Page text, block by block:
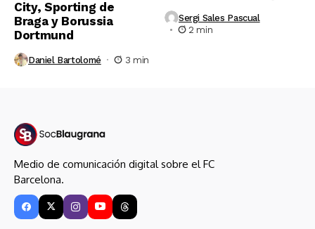
City, Sporting de
Braga y Borussia
Dortmund
Daniel Bartolomé 3 min
Sergi Sales Pascual
2 min
Medio de comunicación digital sobre el FC
Barcelona.